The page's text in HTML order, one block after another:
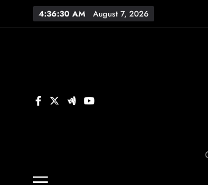
4:36:30 AM August 7, 2026